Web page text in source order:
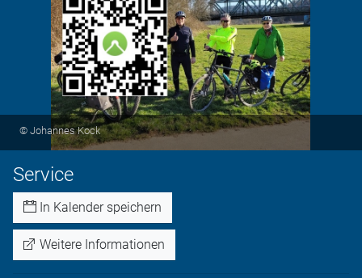
© Johannes Kock
Service
In Kalender speichern
Weitere Informationen